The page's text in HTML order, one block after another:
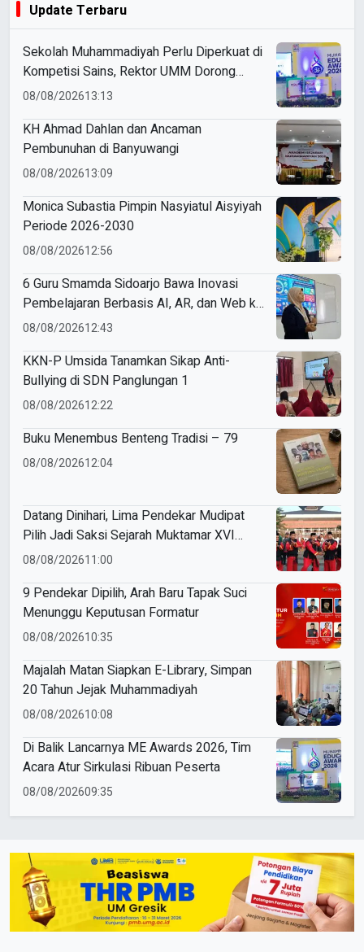
Update Terbaru
Sekolah Muhammadiyah Perlu Diperkuat di
Kompetisi Sains, Rektor UMM Dorong
Coaching Clinic
08/08/202613:13
KH Ahmad Dahlan dan Ancaman
Pembunuhan di Banyuwangi
08/08/202613:09
Monica Subastia Pimpin Nasyiatul Aisyiyah
Periode 2026-2030
08/08/202612:56
6 Guru Smamda Sidoarjo Bawa Inovasi
Pembelajaran Berbasis AI, AR, dan Web ke
ME Award 2026
08/08/202612:43
KKN-P Umsida Tanamkan Sikap Anti-
Bullying di SDN Panglungan 1
08/08/202612:22
Buku Menembus Benteng Tradisi – 79
08/08/202612:04
Datang Dinihari, Lima Pendekar Mudipat
Pilih Jadi Saksi Sejarah Muktamar XVI
Tapak Suci
08/08/202611:00
9 Pendekar Dipilih, Arah Baru Tapak Suci
Menunggu Keputusan Formatur
08/08/202610:35
Majalah Matan Siapkan E-Library, Simpan
20 Tahun Jejak Muhammadiyah
08/08/202610:08
Di Balik Lancarnya ME Awards 2026, Tim
Acara Atur Sirkulasi Ribuan Peserta
08/08/202609:35